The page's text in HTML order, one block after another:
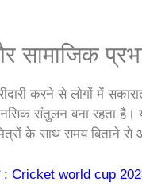
सामाजिक
करने से लोगों में
संतुलन बना रहता है।
के साथ समय बिताने
: Cricket world cup